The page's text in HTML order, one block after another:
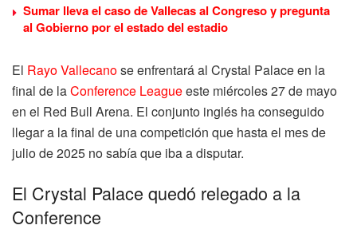
Sumar lleva el caso de Vallecas al Congreso y pregunta
al Gobierno por el estado del estadio
El Rayo Vallecanose enfrentará al Crystal Palace en la
final de laConference Leagueeste miércoles 27 de mayo
en el Red Bull Arena. El conjunto inglés ha conseguido
llegar a la final de una competición que hasta el mes de
julio de 2025 no sabía que iba a disputar.
El Crystal Palace quedó relegado a la
Conference